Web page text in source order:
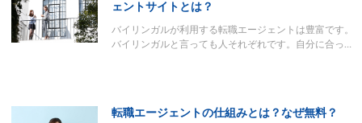
ェントサイトとは？
バイリンガルが利用する転職エージェントは豊富です。
バイリンガルと言っても人それぞれです。自分に合っ…
転職エージェントの仕組みとは？なぜ無料？